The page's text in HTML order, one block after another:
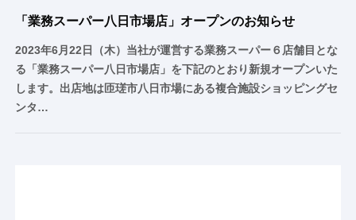
「業務スーパー八日市場店」オープンのお知らせ
2023年6月22日（木）当社が運営する業務スーパー６店舗目とな
る「業務スーパー八日市場店」を下記のとおり新規オープンいた
します。出店地は匝瑳市八日市場にある複合施設ショッピングセ
ンタ…